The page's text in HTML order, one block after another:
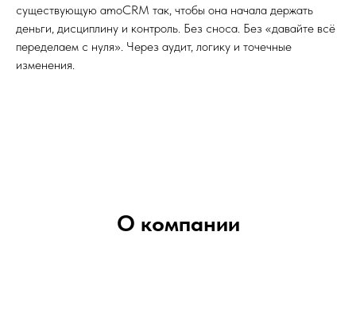
существующую amoCRM так, чтобы она начала держать
деньги, дисциплину и контроль. Без сноса. Без «давайте всё
переделаем с нуля». Через аудит, логику и точечные
изменения.
О компании